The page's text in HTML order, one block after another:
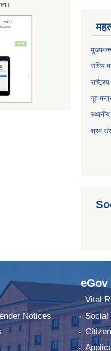
संघिय
गूह
श्रम
Notices
Vital
Social